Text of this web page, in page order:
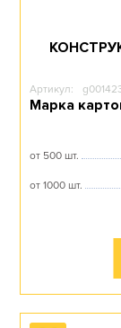
Артикул:
Марка
от 500 шт.
от 1000 шт.